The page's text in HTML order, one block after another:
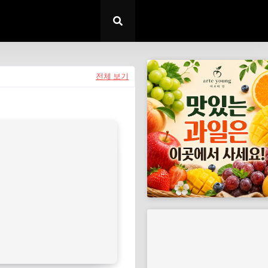
전체 보기